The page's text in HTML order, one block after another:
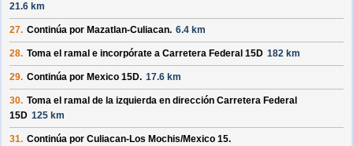
21.6 km
27. Continúa por Mazatlan-Culiacan. 6.4 km
28. Toma el ramal e incorpórate a Carretera Federal 15D 182 km
29. Continúa por Mexico 15D. 17.6 km
30. Toma el ramal de la izquierda en dirección Carretera Federal
15D 125 km
31. Continúa por Culiacan-Los Mochis/Mexico 15.